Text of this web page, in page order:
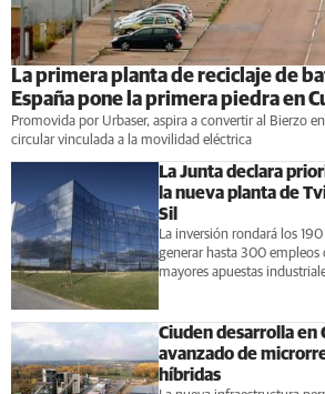
La primera planta de reciclaje de
España pone la primera piedra en
Promovida por Urbaser, aspira a convertir al Bierzo
circular vinculada a la movilidad eléctrica
La Junta declara
la nueva planta de
Sil
La inversión rondará los
generar hasta 300 empleos
mayores apuestas
Ciuden desarrolla en
avanzado de
híbridas